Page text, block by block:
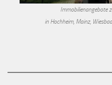
Immobilienangebote
in Hochheim, Mainz,